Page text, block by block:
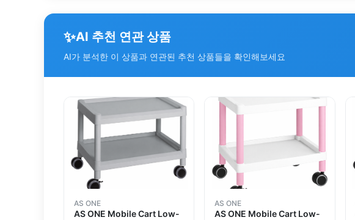
✨AI 추천 연관 상품
AI가 분석한 이 상품과 연관된 추천 상품들을 확인해보세요
AS ONE
AS ONE Mobile Cart Low-
AS ONE
AS ONE Mobile Cart Low-